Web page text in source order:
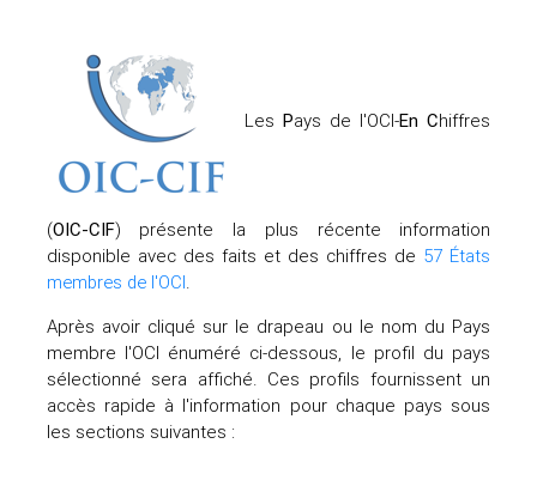
Les Pays de l'OCI-En Chiffres
(OIC-CIF) présente la plus récente information
disponible avec des faits et des chiffres de 57 États
membres de l'OCI
Après avoir cliqué sur le drapeau ou le nom du Pays
membre l'OCI énuméré ci-dessous, le profil du pays
sélectionné sera affiché. Ces profils fournissent un
accès rapide à l'information pour chaque pays sous
les sections suivantes :